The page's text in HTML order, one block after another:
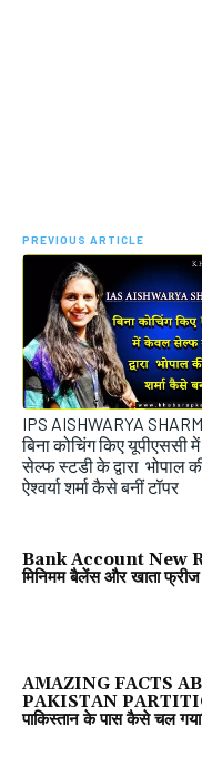
PREVIOUS ARTICLE
IPS AISHWARYA
बिना कोचिंग किए यूपीएससी
सेल्फ स्टडी के द्वारा भोपाल
ऐश्वर्या शर्मा कैसे बनीं टॉपर
Bank Account New
मिनिमम बैलेंस और खाता
AMAZING FACTS
PAKISTAN
पाकिस्तान के पास कैसे चल